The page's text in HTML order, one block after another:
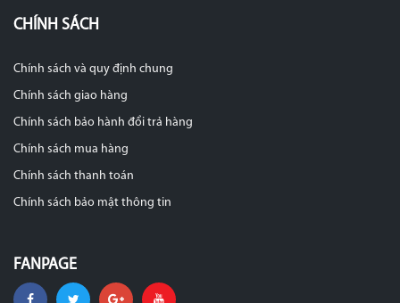
CHÍNH SÁCH
Chính sách và quy định chung
Chính sách giao hàng
Chính sách bảo hành đổi trả hàng
Chính sách mua hàng
Chính sách thanh toán
Chính sách bảo mật thông tin
FANPAGE